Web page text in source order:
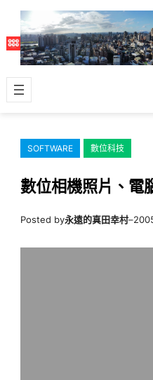
主
容
SOFTWARE 數位科技
數位相機照片、電
Posted by永遠的真田幸村–